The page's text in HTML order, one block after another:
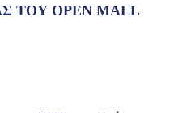
ΤΟΥ OPEN MALL